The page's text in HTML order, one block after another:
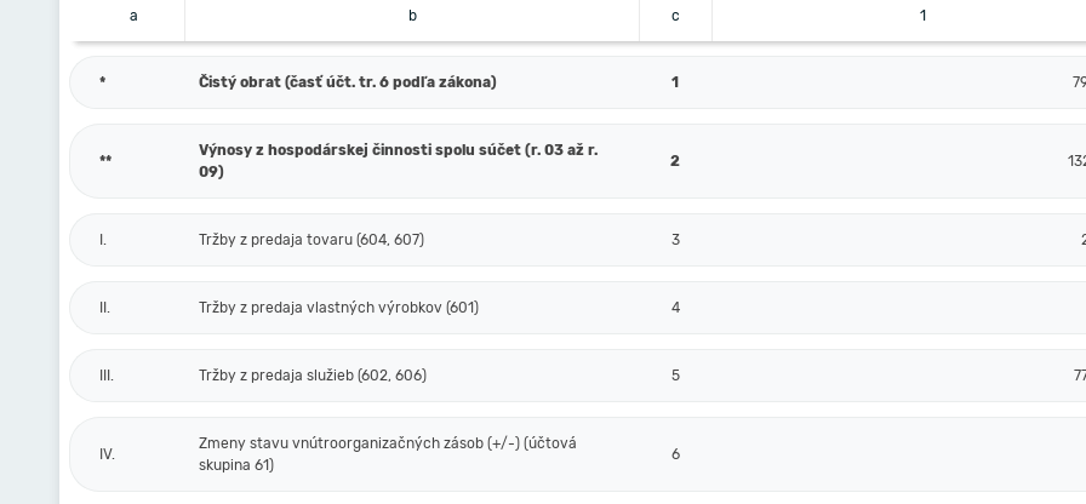
a b c 1
* Čistý obrat (časť účt. tr. 6 podľa zákona) 1
**
Výnosy z hospodárskej činnosti spolu súčet (r. 03 až r.
09)
2
I. Tržby z predaja tovaru (604, 607) 3
II. Tržby z predaja vlastných výrobkov (601) 4
III. Tržby z predaja služieb (602, 606) 5
IV.
Zmeny stavu vnútroorganizačných zásob (+/-) (účtová
skupina 61)
6